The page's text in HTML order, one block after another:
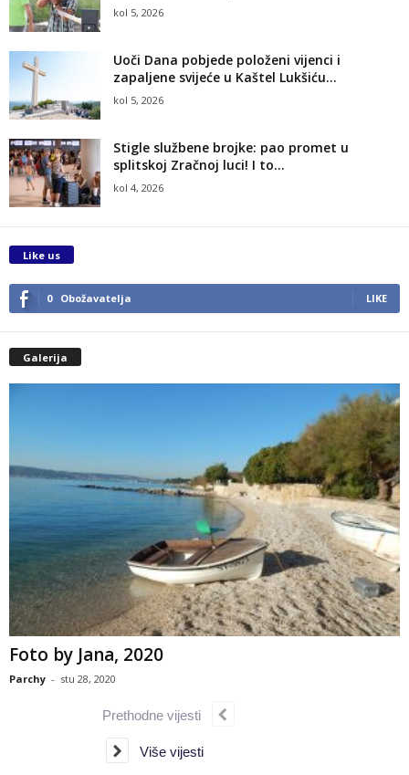
kol 5, 2026
Uoči Dana pobjede položeni vijenci i
zapaljene svijeće u Kaštel Lukšiću...
kol 5, 2026
Stigle službene brojke: pao promet u
splitskoj Zračnoj luci! I to...
kol 4, 2026
Like us
0 Obožavatelja LIKE
Galerija
Foto by Jana, 2020
Parchy - stu 28, 2020
Prethodne vijesti
Više vijesti